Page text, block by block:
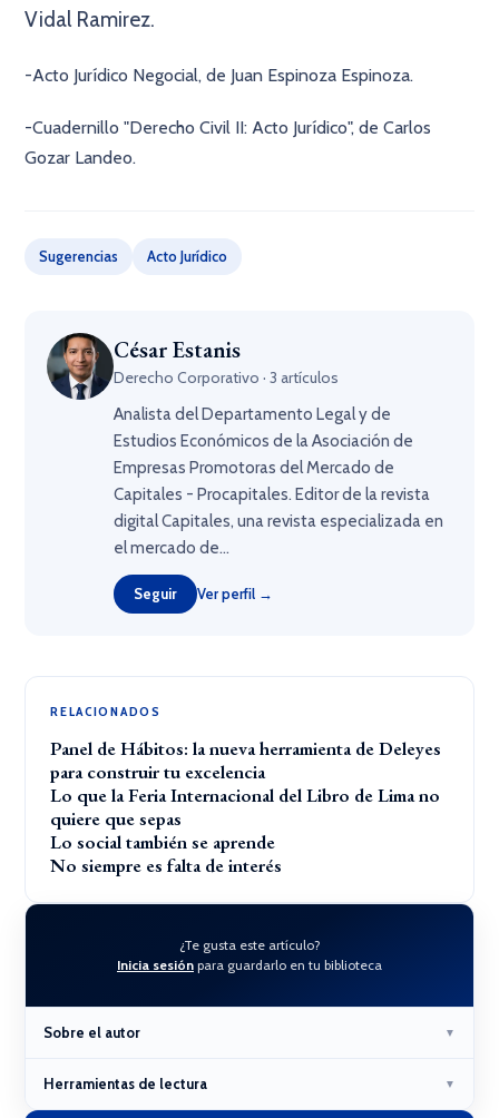
Vidal Ramirez.
-Acto Jurídico Negocial, de Juan Espinoza Espinoza.
-Cuadernillo "Derecho Civil II: Acto Jurídico", de Carlos
Gozar Landeo.
Sugerencias Acto Jurídico
César Estanis
Derecho Corporativo · 3 artículos
Analista del Departamento Legal y de
Estudios Económicos de la Asociación de
Empresas Promotoras del Mercado de
Capitales - Procapitales. Editor de la revista
digital Capitales, una revista especializada en
el mercado de...
Seguir Ver perfil →
RELACIONADOS
Panel de Hábitos: la nueva herramienta de Deleyes
para construir tu excelencia
Lo que la Feria Internacional del Libro de Lima no
quiere que sepas
Lo social también se aprende
No siempre es falta de interés
¿Te gusta este artículo?
Inicia sesión para guardarlo en tu biblioteca
Sobre el autor ▼
Herramientas de lectura ▼